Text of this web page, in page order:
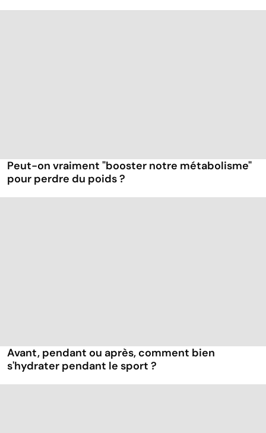
Peut-on vraiment "booster notre métabolisme"
pour perdre du poids ?
Avant, pendant ou après, comment bien
s'hydrater pendant le sport ?